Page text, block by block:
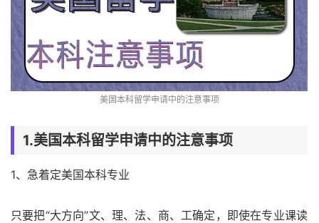
美国本科留学申请中的注意事项
1.美国本科留学申请中的注意事项
1、急着定美国本科专业
只要把“大方向”文、理、法、商、工确定，即使在专业课读